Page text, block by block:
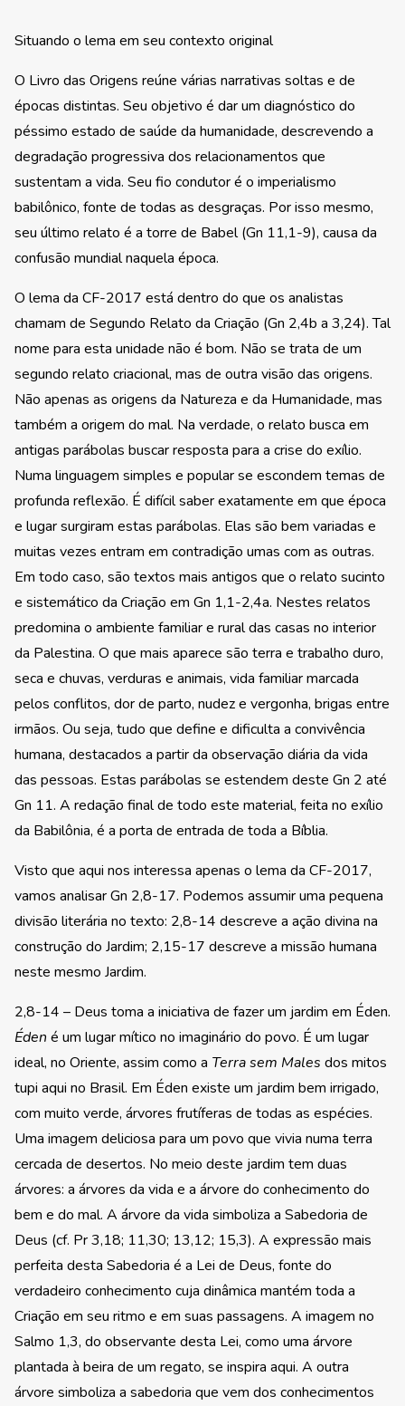
Situando o lema em seu contexto original
O Livro das Origens reúne várias narrativas soltas e de
épocas distintas. Seu objetivo é dar um diagnóstico do
péssimo estado de saúde da humanidade, descrevendo a
degradação progressiva dos relacionamentos que
sustentam a vida. Seu fio condutor é o imperialismo
babilônico, fonte de todas as desgraças. Por isso mesmo,
seu último relato é a torre de Babel (Gn 11,1-9), causa da
confusão mundial naquela época.
O lema da CF-2017 está dentro do que os analistas
chamam de Segundo Relato da Criação (Gn 2,4b a 3,24). Tal
nome para esta unidade não é bom. Não se trata de um
segundo relato criacional, mas de outra visão das origens.
Não apenas as origens da Natureza e da Humanidade, mas
também a origem do mal. Na verdade, o relato busca em
antigas parábolas buscar resposta para a crise do exílio.
Numa linguagem simples e popular se escondem temas de
profunda reflexão. É difícil saber exatamente em que época
e lugar surgiram estas parábolas. Elas são bem variadas e
muitas vezes entram em contradição umas com as outras.
Em todo caso, são textos mais antigos que o relato sucinto
e sistemático da Criação em Gn 1,1-2,4a. Nestes relatos
predomina o ambiente familiar e rural das casas no interior
da Palestina. O que mais aparece são terra e trabalho duro,
seca e chuvas, verduras e animais, vida familiar marcada
pelos conflitos, dor de parto, nudez e vergonha, brigas entre
irmãos. Ou seja, tudo que define e dificulta a convivência
humana, destacados a partir da observação diária da vida
das pessoas. Estas parábolas se estendem deste Gn 2 até
Gn 11. A redação final de todo este material, feita no exílio
da Babilônia, é a porta de entrada de toda a Bíblia.
Visto que aqui nos interessa apenas o lema da CF-2017,
vamos analisar Gn 2,8-17. Podemos assumir uma pequena
divisão literária no texto: 2,8-14 descreve a ação divina na
construção do Jardim; 2,15-17 descreve a missão humana
neste mesmo Jardim.
2,8-14 – Deus toma a iniciativa de fazer um jardim em Éden.
Éden é um lugar mítico no imaginário do povo. É um lugar
ideal, no Oriente, assim como a Terra sem Males dos mitos
tupi aqui no Brasil. Em Éden existe um jardim bem irrigado,
com muito verde, árvores frutíferas de todas as espécies.
Uma imagem deliciosa para um povo que vivia numa terra
cercada de desertos. No meio deste jardim tem duas
árvores: a árvores da vida e a árvore do conhecimento do
bem e do mal. A árvore da vida simboliza a Sabedoria de
Deus (cf. Pr 3,18; 11,30; 13,12; 15,3). A expressão mais
perfeita desta Sabedoria é a Lei de Deus, fonte do
verdadeiro conhecimento cuja dinâmica mantém toda a
Criação em seu ritmo e em suas passagens. A imagem no
Salmo 1,3, do observante desta Lei, como uma árvore
plantada à beira de um regato, se inspira aqui. A outra
árvore simboliza a sabedoria que vem dos conhecimentos